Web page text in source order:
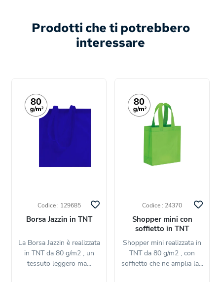
Prodotti che ti potrebbero
interessare
Codice : 129685
Borsa Jazzin in TNT
La Borsa Jazzin è realizzata
in TNT da 80 g/m2 , un
tessuto leggero ma...
Codice : 24370
Shopper mini con
soffietto in TNT
Shopper mini realizzata in
TNT da 80 g/m2 , con
soffietto che ne amplia la...